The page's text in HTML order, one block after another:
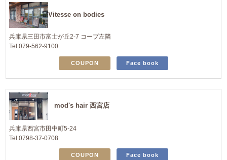
Vitesse on bodies
兵庫県三田市富士が丘2-7 コープ左隣
Tel 079-562-9100
COUPON Face book
mod's hair 西宮店
兵庫県西宮市田中町5-24
Tel 0798-37-0708
COUPON Face book